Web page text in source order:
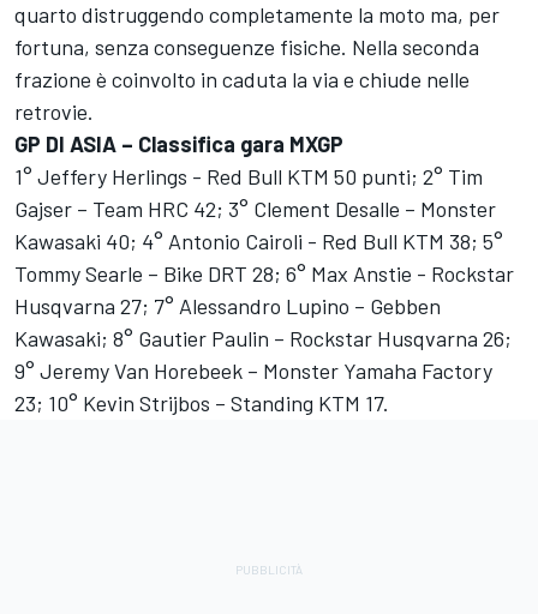
quarto distruggendo completamente la moto ma, per
fortuna, senza conseguenze fisiche. Nella seconda
frazione è coinvolto in caduta la via e chiude nelle
retrovie.
GP DI ASIA – Classifica gara MXGP
1° Jeffery Herlings - Red Bull KTM 50 punti; 2° Tim
Gajser – Team HRC 42; 3° Clement Desalle – Monster
Kawasaki 40; 4° Antonio Cairoli - Red Bull KTM 38; 5°
Tommy Searle – Bike DRT 28; 6° Max Anstie - Rockstar
Husqvarna 27; 7° Alessandro Lupino – Gebben
Kawasaki; 8° Gautier Paulin – Rockstar Husqvarna 26;
9° Jeremy Van Horebeek – Monster Yamaha Factory
23; 10° Kevin Strijbos – Standing KTM 17.